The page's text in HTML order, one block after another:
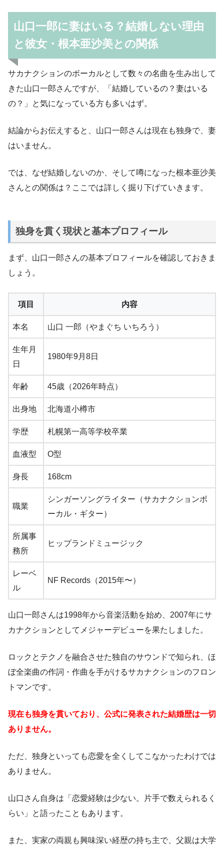
山口一郎に妻はいる？結婚しない理由
と彼女・根本亜沙美との関係
サカナクションのボーカルとして数々の名曲を生み出して
きた山口一郎さんですが、「結婚しているの？妻はいる
の？」と気になっている方も多いはず。
結論からお伝えすると、山口一郎さんは現在も独身で、妻
はいません。
では、なぜ結婚しないのか、そして噂になった根本亜沙美
さんとの関係は？ここでは詳しく掘り下げていきます。
独身を貫く現状と基本プロフィール
まず、山口一郎さんの基本プロフィールを確認しておきま
しょう。
項目 内容
本名 山口 一郎（やまぐち いちろう）
生年月
日
1980年9月8日
年齢 45歳（2026年時点）
出身地 北海道小樽市
学歴 札幌第一高等学校卒業
血液型 O型
身長 168cm
職業
シンガーソングライター（サカナクションボ
ーカル・ギター）
所属事
務所
ヒップランドミュージック
レーベ
ル
NF Records（2015年〜）
山口一郎さんは1998年から音楽活動を始め、2007年にサ
カナクションとしてメジャーデビューを果たしました。
ロックとテクノを融合させた独自のサウンドで知られ、ほ
ぼ全楽曲の作詞・作曲を手がけるサカナクションのフロン
トマンです。
現在も独身を貫いており、公式に発表された結婚歴は一切
ありません。
ただ、独身といっても恋愛を全くしてこなかったわけでは
ありません。
山口さん自身は「恋愛経験は少ない。片手で数えられるく
らい」と語ったこともあります。
また、実家の両親も興味深い経歴の持ち主で、父親は大学